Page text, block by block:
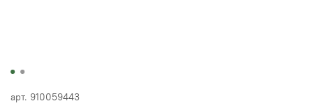
арт. 910059443